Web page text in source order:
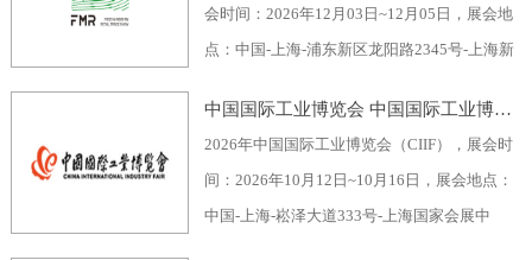
人，参展商数量及参展品牌达到400家。2026
全球消费电子展暨深圳国际消费电子展览
会“GCE”，致力于为全球消费电子生产企业、
会时间：2026年12月03日~12月05日，展会地
点：中国-上海-浦东新区龙阳路2345号-上海新
企业协会自有品牌专业委员会，举办周期：一
年一届，展会面积：70000平米，参展观众：
30000人，参展商数量及参展品牌达到1500
家。中国零售生鲜食材展览会FMR（国际生鲜
中国国际工业博览会 中国国际工业博览会 CIIF
2026年中国国际工业博览会（CIIF），展会时
间：2026年10月12日~10月16日，展会地点：
中国-上海-崧泽大道333号-上海国家会展中